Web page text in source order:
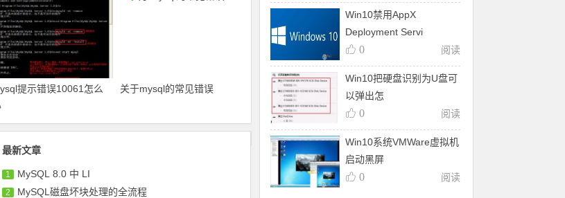
提示错误10061怎么
关于mysql的常见错误
最新文章
1 MySQL 8.0 中 LI
2 MySQL磁盘坏块处理的全流程
Win10禁用AppX
Deployment Servi
阅读
0
Win10把硬盘识别为U盘可
以弹出怎
阅读
0
Win10系统VMWare虚拟机
启动黑屏
阅读
0